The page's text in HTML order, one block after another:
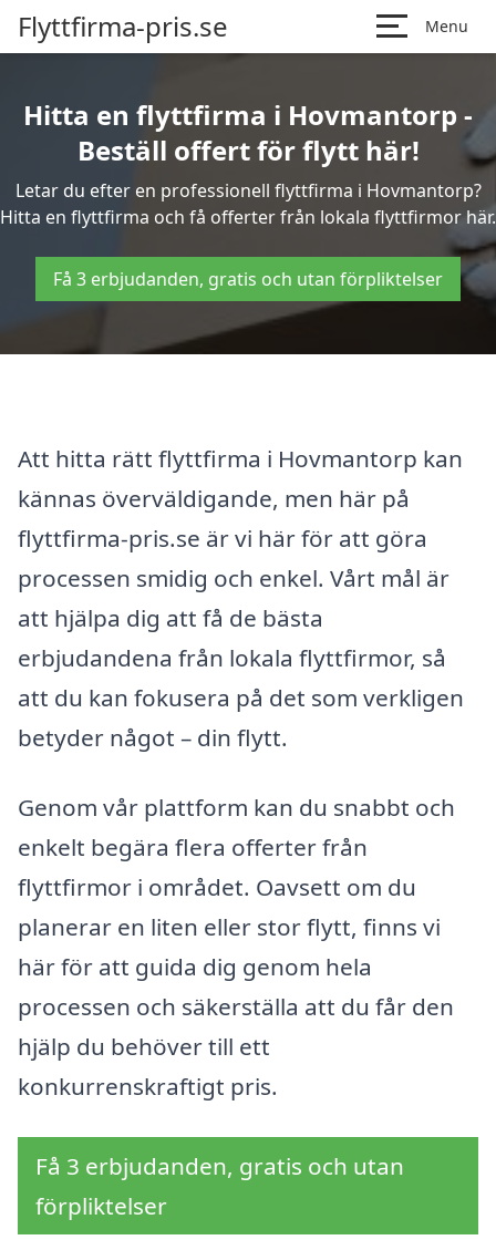
Flyttfirma-pris.se Menu
Hitta en flyttfirma i Hovmantorp -
Beställ offert för flytt här!
Letar du efter en professionell flyttfirma i Hovmantorp?
Hitta en flyttfirma och få offerter från lokala flyttfirmor här.
Få 3 erbjudanden, gratis och utan förpliktelser
Att hitta rätt flyttfirma i Hovmantorp kan
kännas överväldigande, men här på
flyttfirma-pris.se är vi här för att göra
processen smidig och enkel. Vårt mål är
att hjälpa dig att få de bästa
erbjudandena från lokala flyttfirmor, så
att du kan fokusera på det som verkligen
betyder något – din flytt.
Genom vår plattform kan du snabbt och
enkelt begära flera offerter från
flyttfirmor i området. Oavsett om du
planerar en liten eller stor flytt, finns vi
här för att guida dig genom hela
processen och säkerställa att du får den
hjälp du behöver till ett
konkurrenskraftigt pris.
Få 3 erbjudanden, gratis och utan
förpliktelser